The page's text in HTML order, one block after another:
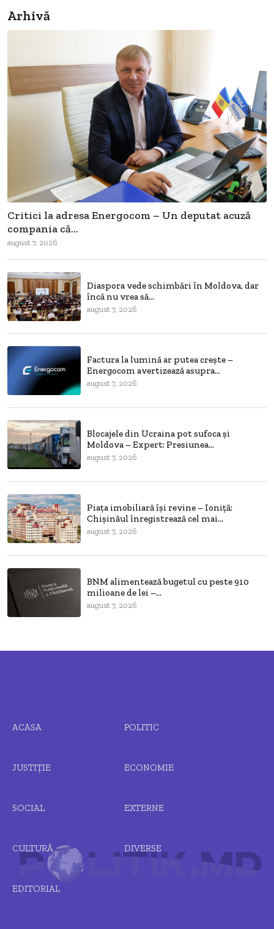
Arhivă
Critici la adresa Energocom – Un deputat acuză
compania că...
august 7, 2026
Diaspora vede schimbări în Moldova, dar
încă nu vrea să...
august 7, 2026
Factura la lumină ar putea crește –
Energocom avertizează asupra...
august 7, 2026
Blocajele din Ucraina pot sufoca și
Moldova – Expert: Presiunea...
august 7, 2026
Piața imobiliară își revine – Ioniță:
Chișinăul înregistrează cel mai...
august 7, 2026
BNM alimentează bugetul cu peste 910
milioane de lei –...
august 7, 2026
ACASA POLITIC
JUSTIȚIE ECONOMIE
SOCIAL EXTERNE
CULTURĂ DIVERSE
EDITORIAL